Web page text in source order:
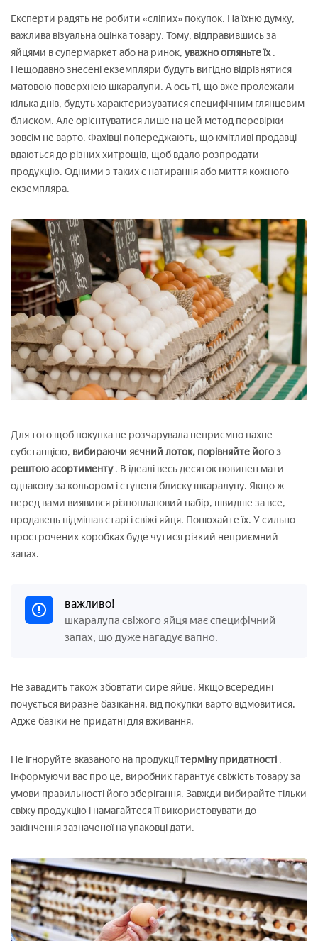
Експерти радять не робити «сліпих» покупок. На їхню думку,
важлива візуальна оцінка товару. Тому, відправившись за
яйцями в супермаркет або на ринок, уважно огляньте їх.
Нещодавно знесені екземпляри будуть вигідно відрізнятися
матовою поверхнею шкаралупи. А ось ті, що вже пролежали
кілька днів, будуть характеризуватися специфічним глянцевим
блиском. Але орієнтуватися лише на цей метод перевірки
зовсім не варто. Фахівці попереджають, що кмітливі продавці
вдаються до різних хитрощів, щоб вдало розпродати
продукцію. Одними з таких є натирання або миття кожного
екземпляра.
Для того щоб покупка не розчарувала неприємно пахне
субстанцією, вибираючи яєчний лоток, порівняйте його з
рештою асортименту. В ідеалі весь десяток повинен мати
однакову за кольором і ступеня блиску шкаралупу. Якщо ж
перед вами виявився різноплановий набір, швидше за все,
продавець підмішав старі і свіжі яйця. Понюхайте їх. У сильно
прострочених коробках буде чутися різкий неприємний
запах.
важливо!
шкаралупа свіжого яйця має специфічний
запах, що дуже нагадує вапно.
Не завадить також збовтати сире яйце. Якщо всередині
почується виразне базікання, від покупки варто відмовитися.
Адже базіки не придатні для вживання.
Не ігноруйте вказаного на продукціїтерміну придатності .
Інформуючи вас про це, виробник гарантує свіжість товару за
умови правильності його зберігання. Завжди вибирайте тільки
свіжу продукцію і намагайтеся її використовувати до
закінчення зазначеної на упаковці дати.